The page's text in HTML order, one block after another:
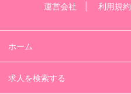
運営会社 利用規約
ホーム
求人を検索する